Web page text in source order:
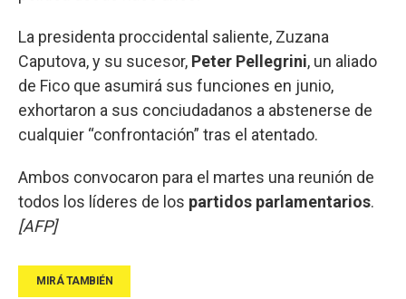
La presidenta proccidental saliente, Zuzana
Caputova, y su sucesor, Peter Pellegrini, un aliado
de Fico que asumirá sus funciones en junio,
exhortaron a sus conciudadanos a abstenerse de
cualquier “confrontación” tras el atentado.
Ambos convocaron para el martes una reunión de
todos los líderes de los partidos parlamentarios.
[AFP]